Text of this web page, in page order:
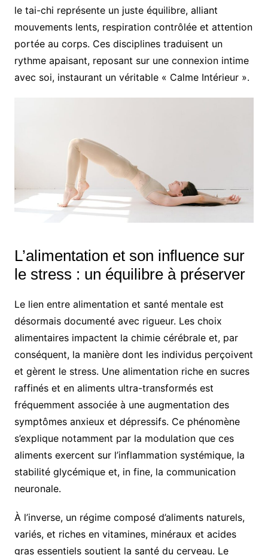
le tai-chi représente un juste équilibre, alliant
mouvements lents, respiration contrôlée et attention
portée au corps. Ces disciplines traduisent un
rythme apaisant, reposant sur une connexion intime
avec soi, instaurant un véritable « Calme Intérieur ».
L’alimentation et son influence sur
le stress : un équilibre à préserver
Le lien entre alimentation et santé mentale est
désormais documenté avec rigueur. Les choix
alimentaires impactent la chimie cérébrale et, par
conséquent, la manière dont les individus perçoivent
et gèrent le stress. Une alimentation riche en sucres
raffinés et en aliments ultra-transformés est
fréquemment associée à une augmentation des
symptômes anxieux et dépressifs. Ce phénomène
s’explique notamment par la modulation que ces
aliments exercent sur l’inflammation systémique, la
stabilité glycémique et, in fine, la communication
neuronale.
À l’inverse, un régime composé d’aliments naturels,
variés, et riches en vitamines, minéraux et acides
gras essentiels soutient la santé du cerveau. Le